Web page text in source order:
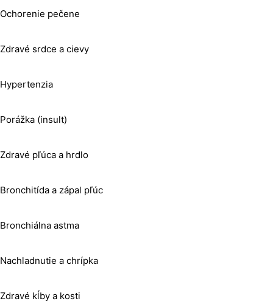
Ochorenie pečene
Zdravé srdce a cievy
Hypertenzia
Porážka (insult)
Zdravé pľúca a hrdlo
Bronchitída a zápal pľúc
Bronchiálna astma
Nachladnutie a chrípka
Zdravé kĺby a kosti